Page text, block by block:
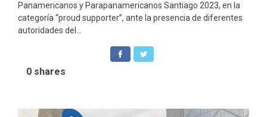
Panamericanos y Parapanamericanos Santiago 2023, en la
categoría “proud supporter”, ante la presencia de diferentes
autoridades del...
0 shares